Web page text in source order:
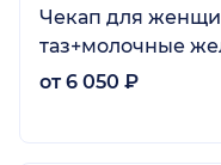
Чекап для
таз+молочные
от 6 050 ₽